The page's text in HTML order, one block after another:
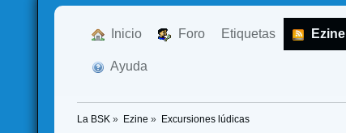
Inicio Foro Etiquetas Ezine
Ayuda
La BSK » Ezine » Excursiones lúdicas